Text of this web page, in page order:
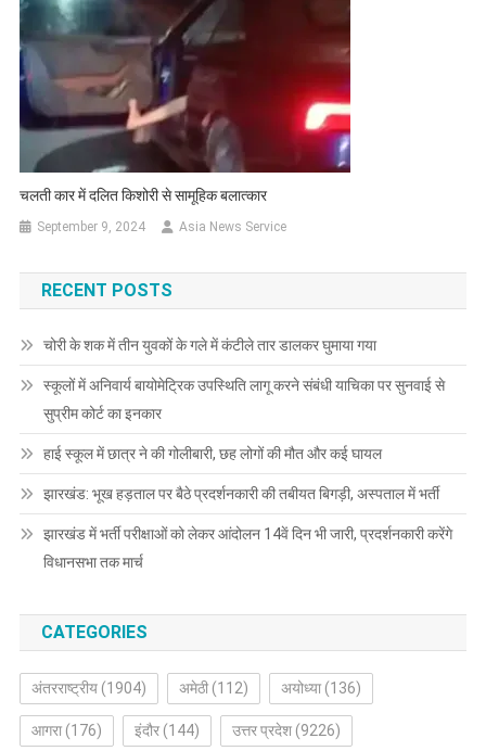
चलती कार में दलित किशोरी से सामूहिक बलात्कार
September 9, 2024 Asia News Service
RECENT POSTS
चोरी के शक में तीन युवकों के गले में कंटीले तार डालकर घुमाया गया
स्कूलों में अनिवार्य बायोमेट्रिक उपस्थिति लागू करने संबंधी याचिका पर सुनवाई से
सुप्रीम कोर्ट का इनकार
हाई स्कूल में छात्र ने की गोलीबारी, छह लोगों की मौत और कई घायल
झारखंड: भूख हड़ताल पर बैठे प्रदर्शनकारी की तबीयत बिगड़ी, अस्पताल में भर्ती
झारखंड में भर्ती परीक्षाओं को लेकर आंदोलन 14वें दिन भी जारी, प्रदर्शनकारी करेंगे
विधानसभा तक मार्च
CATEGORIES
अंतरराष्ट्रीय(1904) अमेठी(112) अयोध्या(136)
आगरा(176) इंदौर(144) उत्तर प्रदेश(9226)